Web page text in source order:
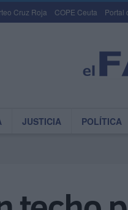
Cruz Roja COPE Ceuta Portal
JUSTICIA POLÍTICA